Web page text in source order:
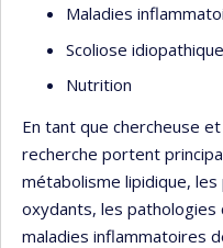
Maladies
Scoliose
Nutrition
En tant que chercheuse
recherche portent
métabolisme lipidique,
oxydants, les pathologies
maladies inflammatoires